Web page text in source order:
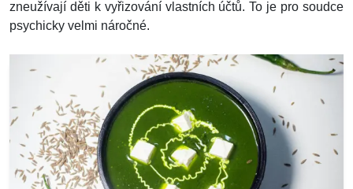
zneužívají děti k vyřizování vlastních účtů. To je pro soudce
psychicky velmi náročné.